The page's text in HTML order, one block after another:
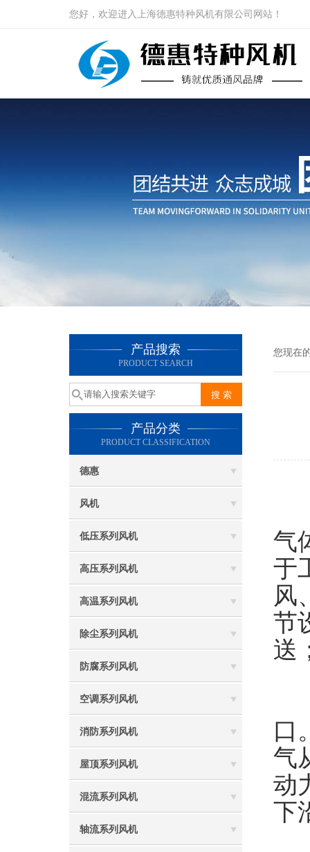
您好，欢迎进入上海德惠特种风机有限公司网站！
产品搜索
PRODUCT SEARCH
产品分类
PRODUCT CLASSIFICATION
德惠
风机
低压系列风机
高压系列风机
高温系列风机
除尘系列风机
防腐系列风机
空调系列风机
消防系列风机
屋顶系列风机
混流系列风机
轴流系列风机
您现在
气
于
风
节
送
口
气
动
下